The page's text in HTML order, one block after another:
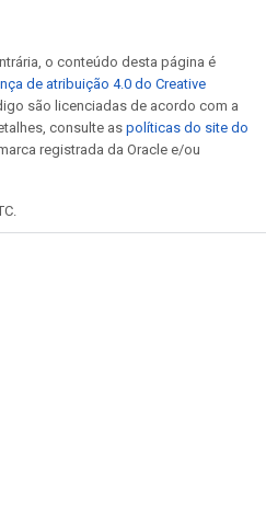
o conteúdo desta página é
de atribuição 4.0 do Creative
são licenciadas de acordo com a
consulte aspolíticas do site do
registrada da Oracle e/ou